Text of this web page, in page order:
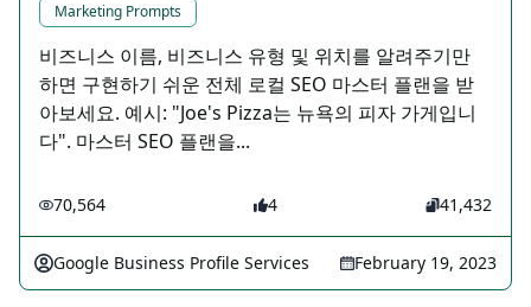
Marketing Prompts
비즈니스 이름, 비즈니스 유형 및 위치를 알려주기만
하면 구현하기 쉬운 전체 로컬 SEO 마스터 플랜을 받
아보세요. 예시: "Joe's Pizza는 뉴욕의 피자 가게입니
다". 마스터 SEO 플랜을...
70,564 4 41,432
Google Business Profile Services February 19, 2023